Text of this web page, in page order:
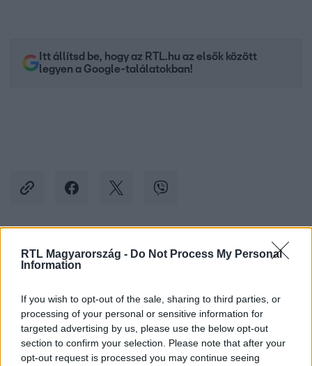
RTL Magyarország - Do Not Process My Personal
Information
If you wish to opt-out of the sale, sharing to third parties, or
processing of your personal or sensitive information for
targeted advertising by us, please use the below opt-out
section to confirm your selection. Please note that after your
opt-out request is processed you may continue seeing
Itt állítsd be, hogy az RTL.hu az elsők között
legyen a Google-találatokban!
Kövess minket, és értesülj a friss hírekről a
Facebookon is!
Követem